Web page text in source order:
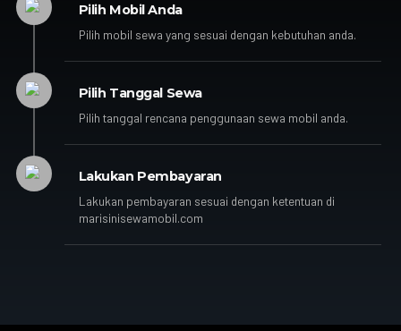
Pilih Mobil Anda
Pilih mobil sewa yang sesuai dengan kebutuhan anda.
Pilih Tanggal Sewa
Pilih tanggal rencana penggunaan sewa mobil anda.
Lakukan Pembayaran
Lakukan pembayaran sesuai dengan ketentuan di
marisinisewamobil.com